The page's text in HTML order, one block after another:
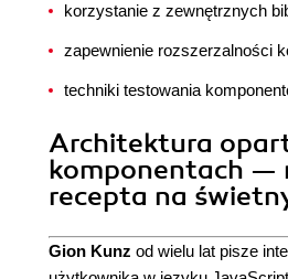
korzystanie z zewnętrznych
zapewnienie rozszerzalności
techniki testowania
Architektura
komponentach —
recepta na
Gion Kunz od wielu lat pisze